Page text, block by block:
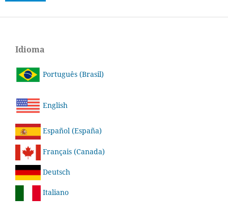
Idioma
Português (Brasil)
English
Español (España)
Français (Canada)
Deutsch
Italiano